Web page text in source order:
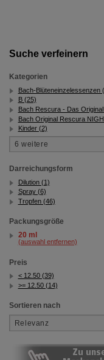
Suche verfeinern
Kategorien
Bach-Blüteneinzelessenzen
B (25)
Bach Rescura - Das
Bach Original Rescura
Kinder (2)
Darreichungsform
Dilution (1)
Spray (6)
Tropfen (46)
Packungsgröße
20 ml
(auswahl entfernen)
Preis
< 12.50 (39)
>= 12.50 (14)
Sortieren nach